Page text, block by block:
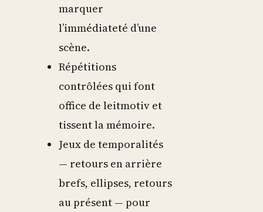
marquer
l’immédiateté d’une
scène.
Répétitions
contrôlées qui font
office de leitmotiv et
tissent la mémoire.
Jeux de temporalités
— retours en arrière
brefs, ellipses, retours
au présent — pour